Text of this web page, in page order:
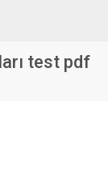
test pdf